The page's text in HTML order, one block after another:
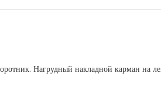
Нагрудный накладной карман на